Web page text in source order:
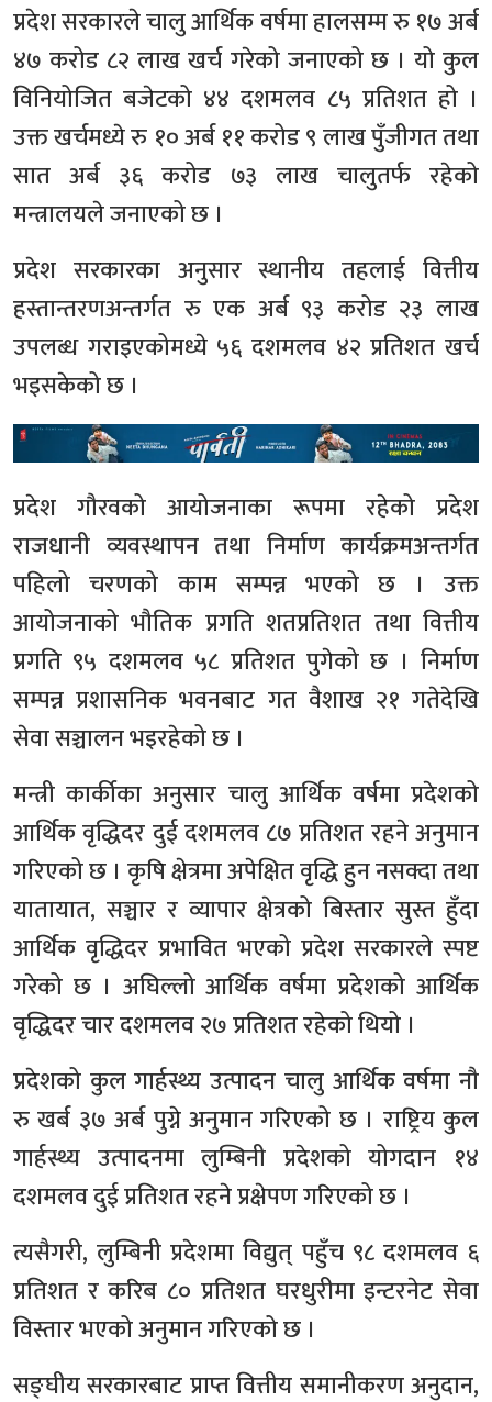
प्रदेश सरकारले चालु आर्थिक वर्षमा हालसम्म रु १७ अर्ब
४७ करोड ८२ लाख खर्च गरेको जनाएको छ । यो कुल
विनियोजित बजेटको ४४ दशमलव ८५ प्रतिशत हो ।
उक्त खर्चमध्ये रु १० अर्ब ११ करोड ९ लाख पुँजीगत तथा
सात अर्ब ३६ करोड ७३ लाख चालुतर्फ रहेको
मन्त्रालयले जनाएको छ ।
प्रदेश सरकारका अनुसार स्थानीय तहलाई वित्तीय
हस्तान्तरणअन्तर्गत रु एक अर्ब ९३ करोड २३ लाख
उपलब्ध गराइएकोमध्ये ५६ दशमलव ४२ प्रतिशत खर्च
भइसकेको छ ।
प्रदेश गौरवको आयोजनाका रूपमा रहेको प्रदेश
राजधानी व्यवस्थापन तथा निर्माण कार्यक्रमअन्तर्गत
पहिलो चरणको काम सम्पन्न भएको छ । उक्त
आयोजनाको भौतिक प्रगति शतप्रतिशत तथा वित्तीय
प्रगति ९५ दशमलव ५८ प्रतिशत पुगेको छ । निर्माण
सम्पन्न प्रशासनिक भवनबाट गत वैशाख २१ गतेदेखि
सेवा सञ्चालन भइरहेको छ ।
मन्त्री कार्कीका अनुसार चालु आर्थिक वर्षमा प्रदेशको
आर्थिक वृद्धिदर दुई दशमलव ८७ प्रतिशत रहने अनुमान
गरिएको छ । कृषि क्षेत्रमा अपेक्षित वृद्धि हुन नसक्दा तथा
यातायात, सञ्चार र व्यापार क्षेत्रको बिस्तार सुस्त हुँदा
आर्थिक वृद्धिदर प्रभावित भएको प्रदेश सरकारले स्पष्ट
गरेको छ । अघिल्लो आर्थिक वर्षमा प्रदेशको आर्थिक
वृद्धिदर चार दशमलव २७ प्रतिशत रहेको थियो ।
प्रदेशको कुल गार्हस्थ्य उत्पादन चालु आर्थिक वर्षमा नौ
रु खर्ब ३७ अर्ब पुग्ने अनुमान गरिएको छ । राष्ट्रिय कुल
गार्हस्थ्य उत्पादनमा लुम्बिनी प्रदेशको योगदान १४
दशमलव दुई प्रतिशत रहने प्रक्षेपण गरिएको छ ।
त्यसैगरी, लुम्बिनी प्रदेशमा विद्युत् पहुँच ९८ दशमलव ६
प्रतिशत र करिब ८० प्रतिशत घरधुरीमा इन्टरनेट सेवा
विस्तार भएको अनुमान गरिएको छ ।
सङ्घीय सरकारबाट प्राप्त वित्तीय समानीकरण अनुदान,